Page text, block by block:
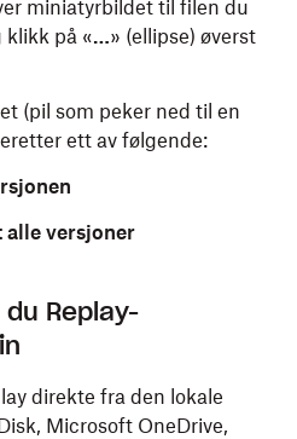
miniatyrbildet til filen du
klikk på «…» (ellipse) øverst
(pil som peker ned til en
ett av følgende:
versjoner
miniatyrbildet til filen du
Replay-
direkte fra den lokale
Microsoft OneDrive,